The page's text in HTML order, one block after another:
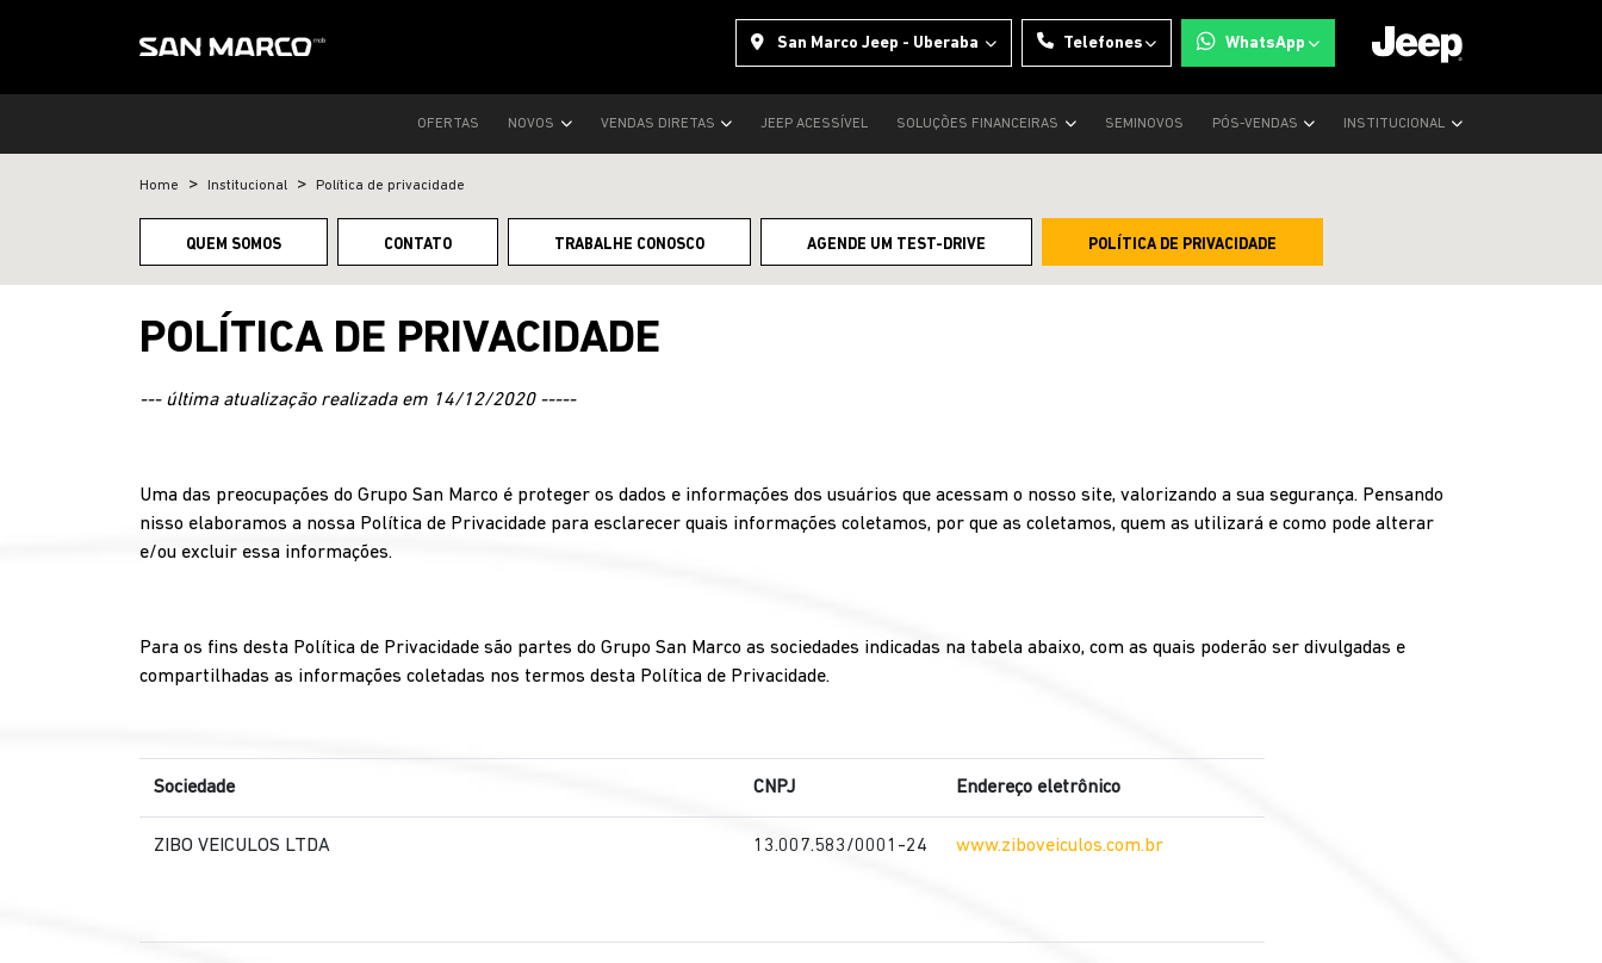
San Marco Jeep - Uberaba Telefones WhatsApp
OFERTAS NOVOS VENDAS DIRETAS JEEP ACESSÍVEL SOLUÇÕES FINANCEIRAS SEMINOVOS PÓS-VENDAS INSTITUCIONAL
Home Institucional Política de privacidade
QUEM SOMOS CONTATO TRABALHE CONOSCO AGENDE UM TEST-DRIVE POLÍTICA DE PRIVACIDADE
POLÍTICA DE PRIVACIDADE
--- última atualização realizada em 14/12/2020 -----
Uma das preocupações do Grupo San Marco é proteger os dados e informações dos usuários que acessam o nosso site, valorizando a sua segurança. Pensando
nisso elaboramos a nossa Política de Privacidade para esclarecer quais informações coletamos, por que as coletamos, quem as utilizará e como pode alterar
e/ou excluir essa informações.
Para os fins desta Política de Privacidade são partes do Grupo San Marco as sociedades indicadas na tabela abaixo, com as quais poderão ser divulgadas e
compartilhadas as informações coletadas nos termos desta Política de Privacidade.
Sociedade CNPJ Endereço eletrônico
ZIBO VEICULOS LTDA 13.007.583/0001-24 www.ziboveiculos.com.br